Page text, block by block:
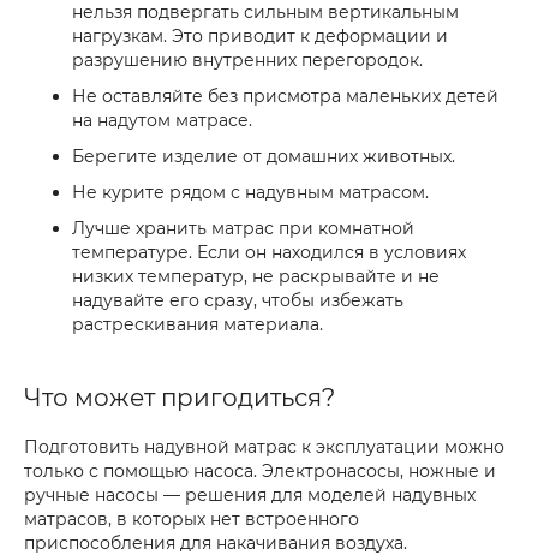
нельзя подвергать сильным вертикальным
нагрузкам. Это приводит к деформации и
разрушению внутренних перегородок.
Не оставляйте без присмотра маленьких детей
на надутом матрасе.
Берегите изделие от домашних животных.
Не курите рядом с надувным матрасом.
Лучше хранить матрас при комнатной
температуре. Если он находился в условиях
низких температур, не раскрывайте и не
надувайте его сразу, чтобы избежать
растрескивания материала.
Что может пригодиться?
Подготовить надувной матрас к эксплуатации можно
только с помощью насоса. Электронасосы, ножные и
ручные насосы — решения для моделей надувных
матрасов, в которых нет встроенного
приспособления для накачивания воздуха.